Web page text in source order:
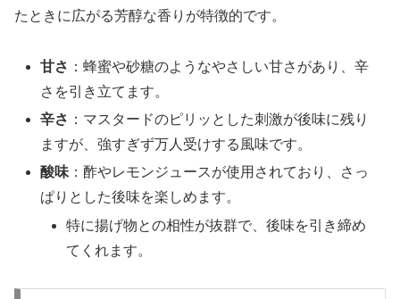
たときに広がる芳醇な香りが特徴的です。
甘さ ：蜂蜜や砂糖のようなやさしい甘さがあり、辛
さを引き立てます。
辛さ ：マスタードのピリッとした刺激が後味に残り
ますが、強すぎず万人受けする風味です。
酸味 ：酢やレモンジュースが使用されており、さっ
ぱりとした後味を楽しめます。
特に揚げ物との相性が抜群で、後味を引き締め
てくれます。